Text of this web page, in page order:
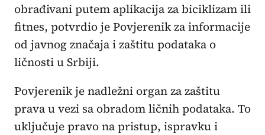
obrađivani putem aplikacija za biciklizam ili
fitnes, potvrdio je Povjerenik za informacije
od javnog značaja i zaštitu podataka o
ličnosti u Srbiji.
Povjerenik je nadležni organ za zaštitu
prava u vezi sa obradom ličnih podataka. To
uključuje pravo na pristup, ispravku i